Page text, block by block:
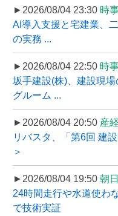
►2026/08/04 23:30 時
AI導入支援と宅建業、
の実務 ...
►2026/08/04 22:50 時
坂手建設(株)、建設現
グルーム ...
►2026/08/04 20:50 産
リバスタ、「第6回 建
＞
►2026/08/04 19:50 朝
24時間走行や水道使わ
で技術実証